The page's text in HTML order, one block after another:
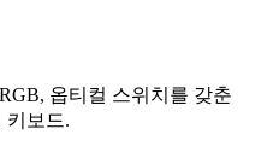
옵티컬 스위치를 갖춘
키보드.